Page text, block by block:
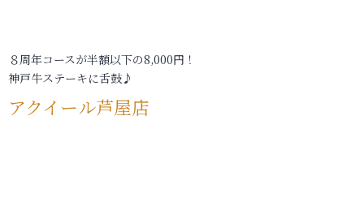
８周年コースが半額以下の8,000円！
神戸牛ステーキに舌鼓♪
アクイール芦屋店